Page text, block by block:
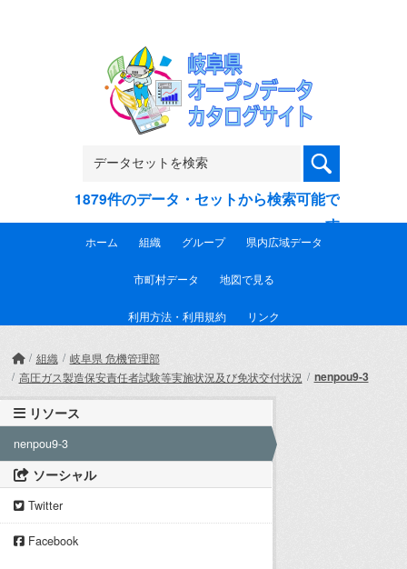
1879件のデータ・セットから検索可能で
す
ホーム 組織 グループ 県内広域データ
市町村データ 地図で見る
利用方法・利用規約 リンク
組織
岐阜県 危機管理部
高圧ガス製造保安責任者試験等実施状況及び免状交付状況
nenpou9-3
リソース
nenpou9-3
ソーシャル
Twitter
Facebook